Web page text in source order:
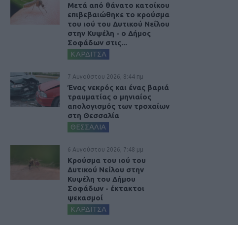
Μετά από θάνατο κατοίκου
επιβεβαιώθηκε το κρούσμα
του ιού του Δυτικού Νείλου
στην Κυψέλη - ο Δήμος
Σοφάδων στις...
ΚΑΡΔΙΤΣΑ
7 Αυγούστου 2026, 8:44 πμ
Ένας νεκρός και ένας βαριά
τραυματίας ο μηνιαίος
απολογισμός των τροχαίων
στη Θεσσαλία
ΘΕΣΣΑΛΙΑ
6 Αυγούστου 2026, 7:48 μμ
Κρούσμα του ιού του
Δυτικού Νείλου στην
Κυψέλη του Δήμου
Σοφάδων - έκτακτοι
ψεκασμοί
ΚΑΡΔΙΤΣΑ